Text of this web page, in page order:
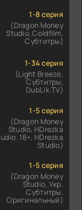
1-8 серия
(Dragon Money
Studio, Coldfilm,
Субтитры)
1-34 серия
(Light Breeze,
Субтитры,
DubLik.TV)
1-5 серия
(Dragon Money
Studio, HDrezka
18+, HDrezka
Studio)
1-5 серия
(Dragon Money
Studio, Укр.
Субтитры,
Оригинальный)